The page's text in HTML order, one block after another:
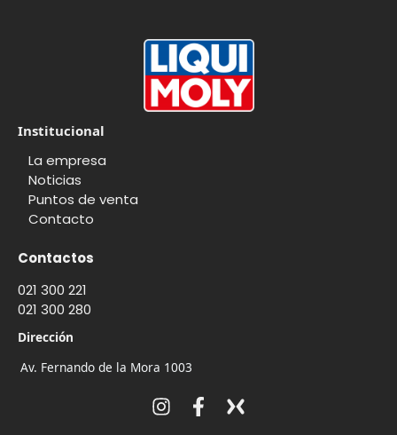
Institucional
La empresa
Noticias
Puntos de venta
Contacto
Contactos
021 300 221
021 300 280
Dirección
Av. Fernando de la Mora 1003